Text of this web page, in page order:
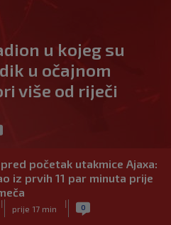
u kojeg su
u očajnom
više od riječi
početak utakmice Ajaxa:
iz prvih 11 par minuta prije
|
prije 17 min
| 0